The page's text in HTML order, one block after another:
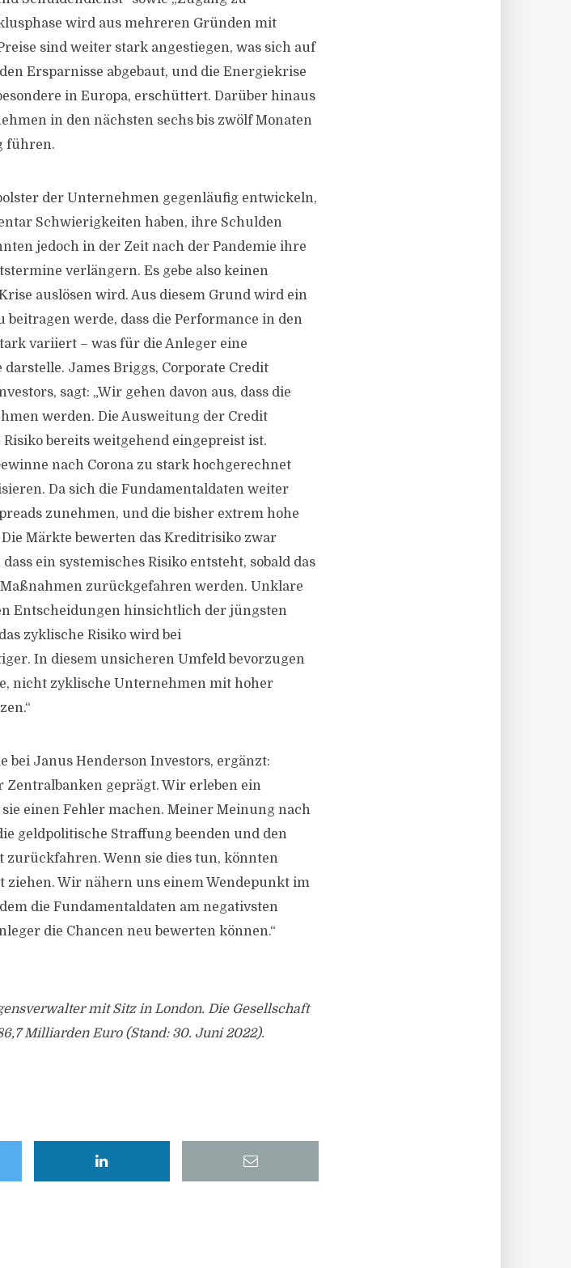
wird aus mehreren Gründen mit
sind weiter stark angestiegen, was sich auf
Ersparnisse abgebaut, und die Energiekrise
in Europa, erschüttert. Darüber hinaus
in den nächsten sechs bis zwölf Monaten
führen.
der Unternehmen gegenläufig entwickeln,
Schwierigkeiten haben, ihre Schulden
jedoch in der Zeit nach der Pandemie ihre
verlängern. Es gebe also keinen
auslösen wird. Aus diesem Grund wird ein
werde, dass die Performance in den
variiert – was für die Anleger eine
James Briggs, Corporate Credit
sagt: „Wir gehen davon aus, dass die
werden. Die Ausweitung der Credit
Risiko bereits weitgehend eingepreist ist.
nach Corona zu stark hochgerechnet
Da sich die Fundamentaldaten weiter
zunehmen, und die bisher extrem hohe
Märkte bewerten das Kreditrisiko zwar
ein systemisches Risiko entsteht, sobald das
zurückgefahren werden. Unklare
Entscheidungen hinsichtlich der jüngsten
zyklische Risiko wird bei
In diesem unsicheren Umfeld bevorzugen
nicht zyklische Unternehmen mit hoher
bei Janus Henderson Investors, ergänzt:
Zentralbanken geprägt. Wir erleben ein
einen Fehler machen. Meiner Meinung nach
geldpolitische Straffung beenden und den
Wenn sie dies tun, könnten
Wir nähern uns einem Wendepunkt im
die Fundamentaldaten am negativsten
die Chancen neu bewerten können.“
mit Sitz in London. Die Gesellschaft
Milliarden Euro (Stand: 30. Juni 2022).